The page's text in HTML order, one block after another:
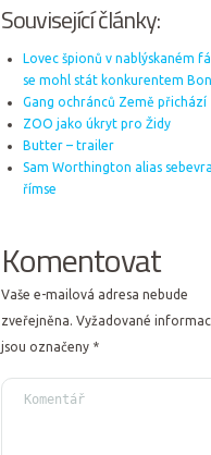
Související články:
Lovec špionů v nablýskaném
se mohl stát konkurentem
Gang ochránců Země přichází
ZOO jako úkryt pro Židy
Butter – trailer
Sam Worthington alias
římse
Komentovat
Vaše e-mailová adresa nebude
zveřejněna. Vyžadované
jsou označeny *